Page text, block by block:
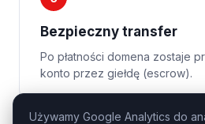
Bezpieczny transfer
Po płatności domena zostaje
konto przez giełdę (escrow).
Używamy Google Analytics do